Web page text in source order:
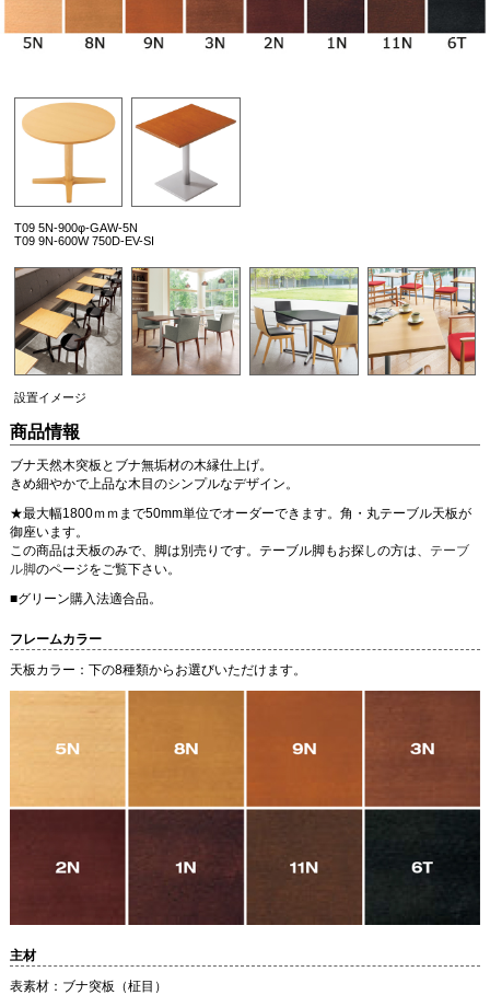
T09 5N-900φ-GAW-5N
T09 9N-600W 750D-EV-SI
設置イメージ
商品情報
ブナ天然木突板とブナ無垢材の木縁仕上げ。
きめ細やかで上品な木目のシンプルなデザイン。
★最大幅1800ｍｍまで50mm単位でオーダーできます。角・丸テーブル天板が
御座います。
この商品は天板のみで、脚は別売りです。テーブル脚もお探しの方は、 テーブ
ル脚のページをご覧下さい。
■グリーン購入法適合品。
フレームカラー
天板カラー：下の8種類からお選びいただけます。
主材
表素材：ブナ突板（柾目）